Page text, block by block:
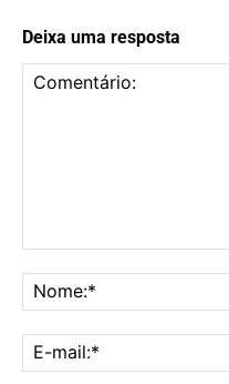
Deixa uma resposta